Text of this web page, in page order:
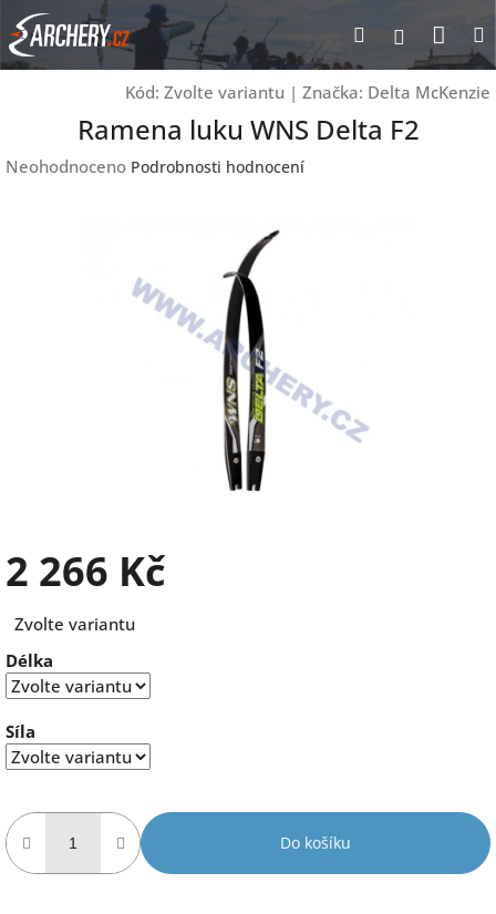
Přejít
na
obsah
Hledat
Kód: Zvolte variantu | Značka: Delta McKenzie
Ramena luku WNS Delta F2
Průměrné
Neohodnoceno Podrobnosti hodnocení
2 266 Kč
cena:
Zvolte variantu
Délka
Síla
Do košíku